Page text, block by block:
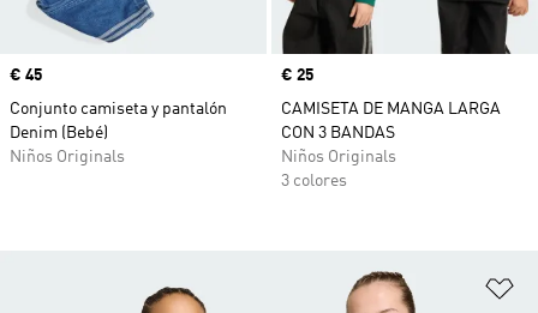
Precio
€ 45
Conjunto camiseta y pantalón
Denim (Bebé)
Niños Originals
Precio
€ 25
CAMISETA DE MANGA LARGA
CON 3 BANDAS
Niños Originals
3 colores